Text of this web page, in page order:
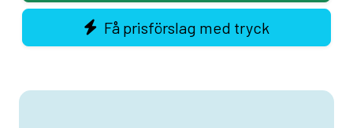
aktivt arbetar med:
BSCI (Business Social Compliance Initiative)
Få prisförslag med tryck